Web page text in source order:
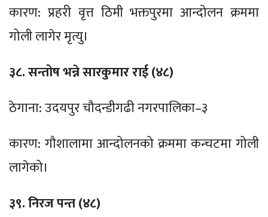
कारण: प्रहरी वृत्त ठिमी भक्तपुरमा आन्दोलन क्रममा
गोली लागेर मृत्यु।
३८. सन्तोष भन्ने सारकुमार राई (४८)
ठेगाना: उदयपुर चौदन्डीगढी नगरपालिका–३
कारण: गौशालामा आन्दोलनको क्रममा कन्चटमा गोली
लागेको।
३९. निरज पन्त (४८)